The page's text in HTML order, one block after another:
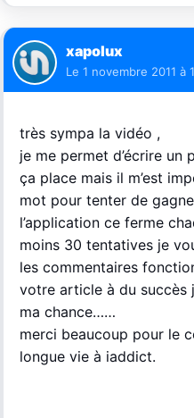
xapolux
Le 1 novembre 2011 à
très sympa la vidéo ,
je me permet d’écrire un
ça place mais il m’est
mot pour tenter de
l’application ce ferme
moins 30 tentatives je
les commentaires
votre article à du succès
ma chance……
merci beaucoup pour le
longue vie à iaddict.